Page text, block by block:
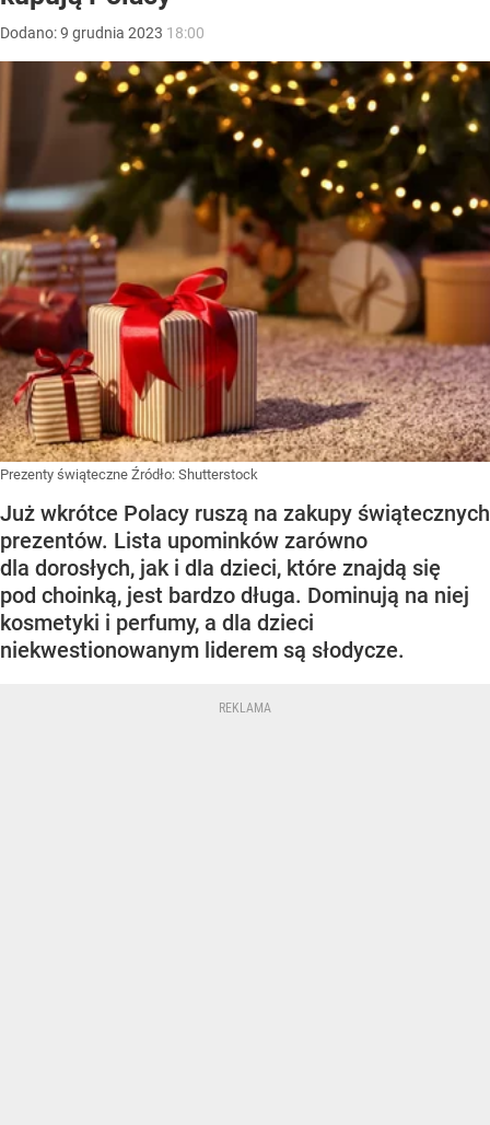
Dodano:9 grudnia 2023 18:00
Prezenty świąteczne Źródło: Shutterstock
Już wkrótce Polacy ruszą na zakupy świątecznych
prezentów. Lista upominków zarówno
dla dorosłych, jak i dla dzieci, które znajdą się
pod choinką, jest bardzo długa. Dominują na niej
kosmetyki i perfumy, a dla dzieci
niekwestionowanym liderem są słodycze.